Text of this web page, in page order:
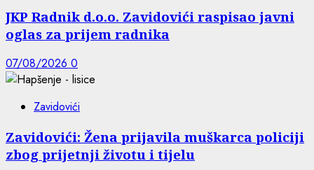
JKP Radnik d.o.o. Zavidovići raspisao javni
oglas za prijem radnika
07/08/2026 0
Zavidovići
Zavidovići: Žena prijavila muškarca policiji
zbog prijetnji životu i tijelu